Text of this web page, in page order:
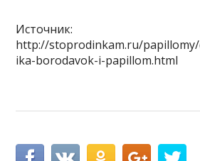
Источник:
http://stoprodinkam.ru/
ika-borodavok-i-papillom.html